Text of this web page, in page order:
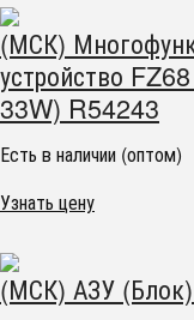
(МСК)
устройство
33W) R54243
Есть в наличии (оптом)
Узнать цену
(МСК) АЗУ